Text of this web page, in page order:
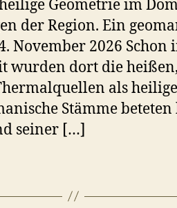
Geometrie im
der Region. Ein
November 2026 Schon
wurden dort die heißen,
als
Stämme
seiner […]